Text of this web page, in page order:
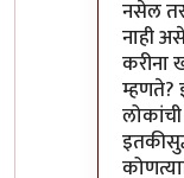
नसेल
नाही
करीना
म्हणते?